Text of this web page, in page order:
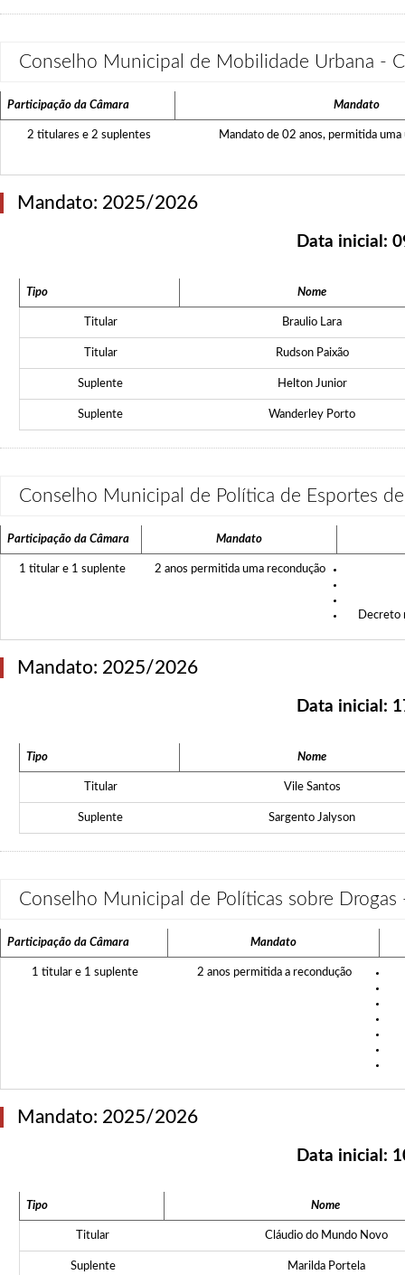
Conselho Municipal de Mobilidade Urbana -
Participação da Câmara Mandato
2 titulares e 2 suplentes Mandato de 02 anos, permitida uma
Mandato: 2025/2026
Data inicial:
Tipo Nome
Titular Braulio Lara
Titular Rudson Paixão
Suplente Helton Junior
Suplente Wanderley Porto
Conselho Municipal de Política de Esportes
Participação da Câmara Mandato
1 titular e 1 suplente 2 anos permitida uma recondução
Mandato: 2025/2026
Data inicial:
Tipo Nome
Titular Vile Santos
Suplente Sargento Jalyson
Conselho Municipal de Políticas sobre
Participação da Câmara Mandato
1 titular e 1 suplente 2 anos permitida a recondução
Mandato: 2025/2026
Data inicial:
Tipo Nome
Titular Cláudio do Mundo Novo
Suplente Marilda Portela